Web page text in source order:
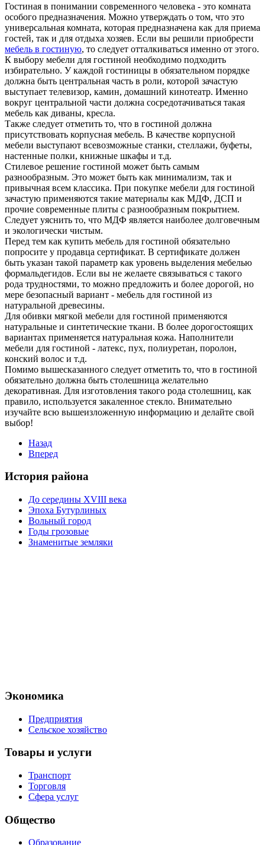
Гостиная в понимании современного человека - это комната
особого предназначения. Можно утверждать о том, что это
универсальная комната, которая предназначена как для приема
гостей, так и для отдыха хозяев. Если вы решили приобрести
мебель в гостиную, то следует отталкиваться именно от этого.
К выбору мебели для гостиной необходимо подходить
избирательно. У каждой гостиницы в обязательном порядке
должна быть центральная часть в роли, которой зачастую
выступает телевизор, камин, домашний кинотеатр. Именно
вокруг центральной части должна сосредотачиваться такая
мебель как диваны, кресла.
Также следует отметить то, что в гостиной должна
присутствовать корпусная мебель. В качестве корпусной
мебели выступают всевозможные станки, стеллажи, буфеты,
настенные полки, книжные шкафы и т.д.
Стилевое решение гостиной может быть самым
разнообразным. Это может быть как минимализм, так и
привычная всем классика. При покупке мебели для гостиной
зачастую применяются такие материалы как МДФ, ДСП и
прочие современные плиты с разнообразным покрытием.
Следует уяснить то, что МДФ является наиболее долговечным
и экологически чистым.
Перед тем как купить мебель для гостиной обязательно
попросите у продавца сертификат. В сертификате должен
быть указан такой параметр как уровень выделения мебелью
формальдегидов. Если вы не желаете связываться с такого
рода трудностями, то можно предложить и более дорогой, но
мере безопасный вариант - мебель для гостиной из
натуральной древесины.
Для обивки мягкой мебели для гостиной применяются
натуральные и синтетические ткани. В более дорогостоящих
вариантах применяется натуральная кожа. Наполнители
мебели для гостиной - латекс, пух, полиуретан, поролон,
конский волос и т.д.
Помимо вышесказанного следует отметить то, что в гостиной
обязательно должна быть столешница желательно
декоративная. Для изготовления такого рода столешниц, как
правило, используется закаленное стекло. Внимательно
изучайте всю вышеизложенную информацию и делайте свой
выбор!
Назад
Вперед
История района
До середины XVIII века
Эпоха Бутурлиных
Вольный город
Годы грозовые
Знаменитые земляки
Экономика
Предприятия
Сельское хозяйство
Товары и услуги
Транспорт
Торговля
Сфера услуг
Общество
Образование